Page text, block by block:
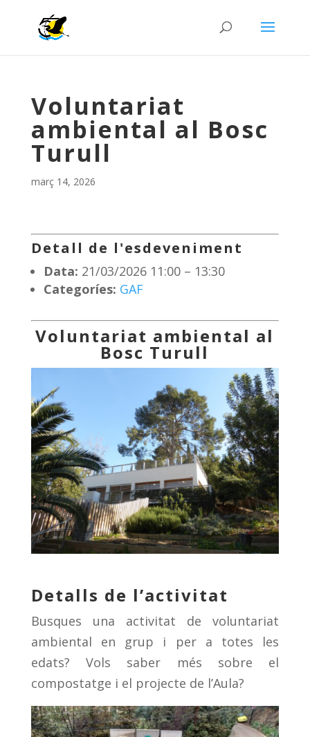
Voluntariat
ambiental al Bosc
Turull
març 14, 2026
Detall de l'esdeveniment
Data: 21/03/2026 11:00– 13:30
Categoríes: GAF
Voluntariat ambiental al
Bosc Turull
Detalls de l’activitat
Busques una activitat de voluntariat
ambiental en grup i per a totes les
edats? Vols saber més sobre el
compostatge i el projecte de l’Aula?